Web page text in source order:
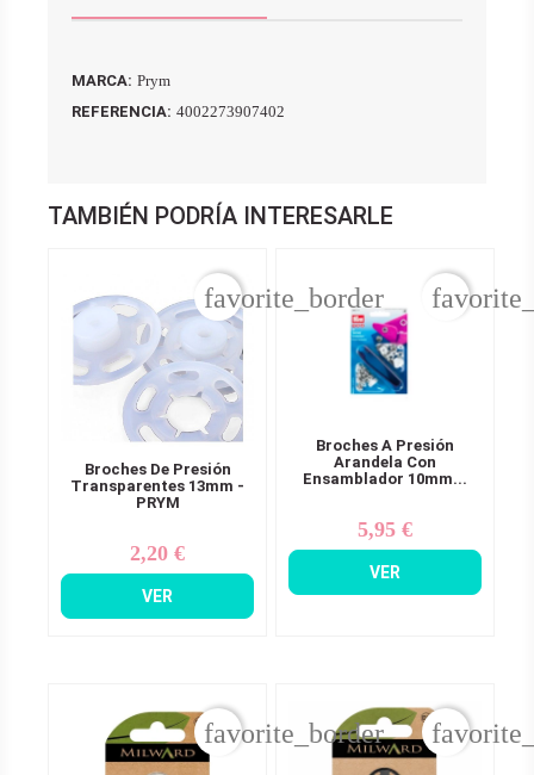
MARCA: Prym
REFERENCIA: 4002273907402
TAMBIÉN PODRÍA INTERESARLE
Broches De Presión
Transparentes 13mm -
PRYM
Precio
2,20 €
VER
favorite_border
Broches A Presión
Arandela Con
Ensamblador 10mm...
Precio
5,95 €
VER
favorite_border